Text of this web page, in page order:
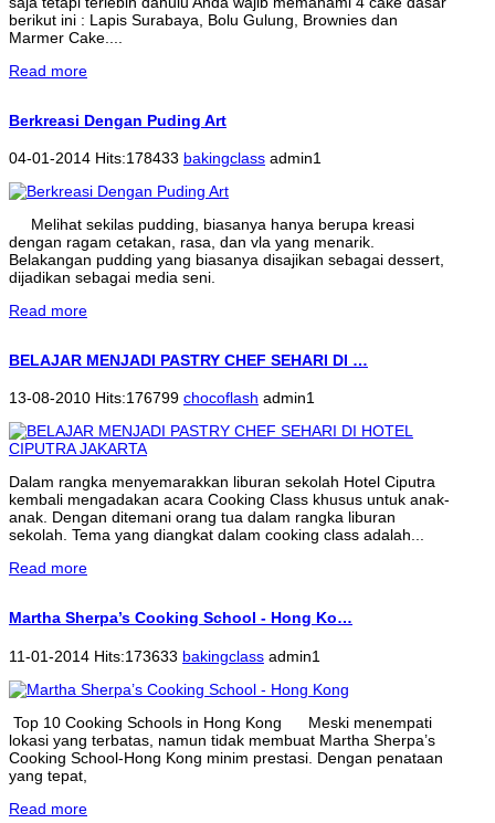
berikut ini : Lapis Surabaya, Bolu Gulung, Brownies dan
Marmer Cake....
Read more
Berkreasi Dengan Puding Art
04-01-2014 Hits:178433 bakingclass admin1
Melihat sekilas pudding, biasanya hanya berupa kreasi
dengan ragam cetakan, rasa, dan vla yang menarik.
Belakangan pudding yang biasanya disajikan sebagai dessert,
dijadikan sebagai media seni.
Read more
BELAJAR MENJADI PASTRY CHEF SEHARI DI …
13-08-2010 Hits:176799 chocoflash admin1
Dalam rangka menyemarakkan liburan sekolah Hotel Ciputra
kembali mengadakan acara Cooking Class khusus untuk anak-
anak. Dengan ditemani orang tua dalam rangka liburan
sekolah. Tema yang diangkat dalam cooking class adalah...
Read more
Martha Sherpa’s Cooking School - Hong Ko…
11-01-2014 Hits:173633 bakingclass admin1
Top 10 Cooking Schools in Hong Kong Meski menempati
lokasi yang terbatas, namun tidak membuat Martha Sherpa’s
Cooking School-Hong Kong minim prestasi. Dengan penataan
yang tepat,
Read more